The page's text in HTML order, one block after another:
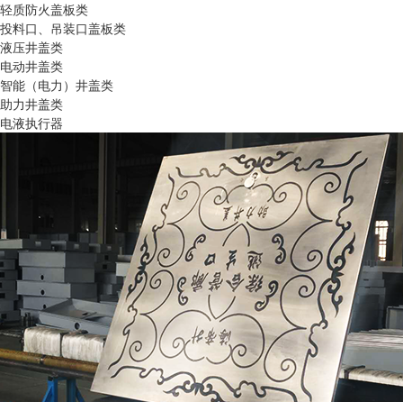
轻质防火盖板类
投料口、吊装口盖板类
液压井盖类
电动井盖类
智能（电力）井盖类
助力井盖类
电液执行器